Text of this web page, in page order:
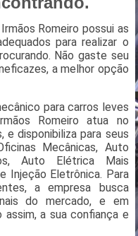
Romeiro possui as
para realizar o
Não gaste seu
a melhor opção
para carros leves
Romeiro atua no
e disponibiliza para seus
Mecânicas, Auto
Auto Elétrica Mais
Injeção Eletrônica. Para
a empresa busca
do mercado, e em
assim, a sua confiança e